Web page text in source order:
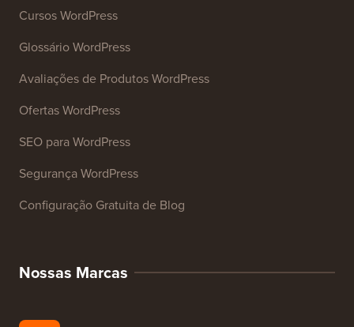
Cursos WordPress
Glossário WordPress
Avaliações de Produtos WordPress
Ofertas WordPress
SEO para WordPress
Segurança WordPress
Configuração Gratuita de Blog
Nossas Marcas